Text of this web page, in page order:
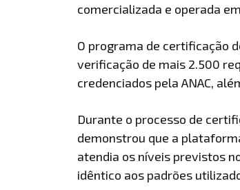
comercializada e operada
O programa de certificação
verificação de mais 2.500
credenciados pela ANAC,
Durante o processo de
demonstrou que a
atendia os níveis previstos
idêntico aos padrões